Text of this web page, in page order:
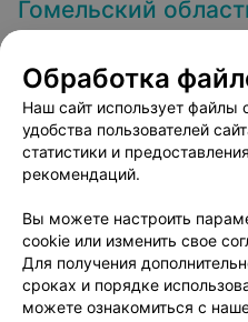
Гомельский областной детский
Детский массаж
Цена по запросу
Обработка
Наш сайт использует файлы
удобства пользователей
статистики и
рекомендаций.
Вы можете настроить
cookie или изменить свое
Для получения
сроках и порядке
можете ознакомиться с